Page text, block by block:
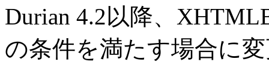
Durian 4.2以降、
の条件を満たす場合に